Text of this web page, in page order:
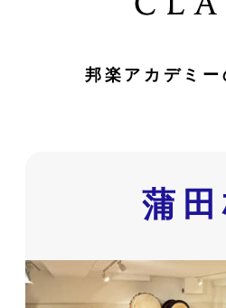
邦楽アカデミー
蒲